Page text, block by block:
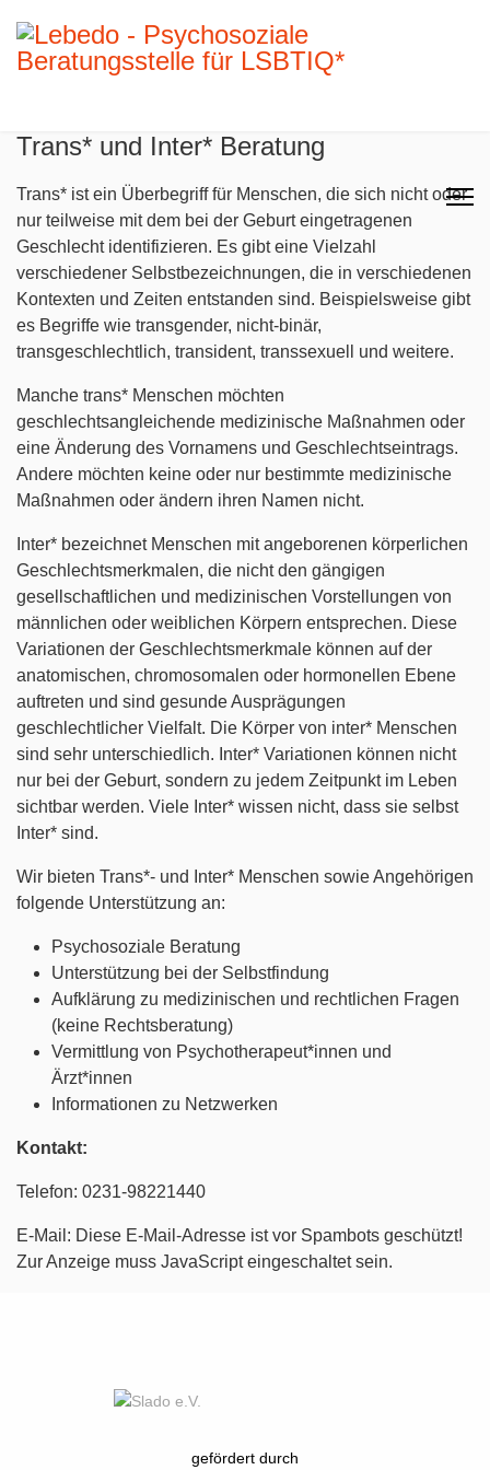
Trans* und Inter* Beratung
Trans* ist ein Überbegriff für Menschen, die sich nicht oder
nur teilweise mit dem bei der Geburt eingetragenen
Geschlecht identifizieren. Es gibt eine Vielzahl
verschiedener Selbstbezeichnungen, die in verschiedenen
Kontexten und Zeiten entstanden sind. Beispielsweise gibt
es Begriffe wie transgender, nicht-binär,
transgeschlechtlich, transident, transsexuell und weitere.
Manche trans* Menschen möchten
geschlechtsangleichende medizinische Maßnahmen oder
eine Änderung des Vornamens und Geschlechtseintrags.
Andere möchten keine oder nur bestimmte medizinische
Maßnahmen oder ändern ihren Namen nicht.
Inter* bezeichnet Menschen mit angeborenen körperlichen
Geschlechtsmerkmalen, die nicht den gängigen
gesellschaftlichen und medizinischen Vorstellungen von
männlichen oder weiblichen Körpern entsprechen. Diese
Variationen der Geschlechtsmerkmale können auf der
anatomischen, chromosomalen oder hormonellen Ebene
auftreten und sind gesunde Ausprägungen
geschlechtlicher Vielfalt. Die Körper von inter* Menschen
sind sehr unterschiedlich. Inter* Variationen können nicht
nur bei der Geburt, sondern zu jedem Zeitpunkt im Leben
sichtbar werden. Viele Inter* wissen nicht, dass sie selbst
Inter* sind.
Wir bieten Trans*- und Inter* Menschen sowie Angehörigen
folgende Unterstützung an:
Psychosoziale Beratung
Unterstützung bei der Selbstfindung
Aufklärung zu medizinischen und rechtlichen Fragen
(keine Rechtsberatung)
Vermittlung von Psychotherapeut*innen und
Ärzt*innen
Informationen zu Netzwerken
Kontakt:
Telefon: 0231-98221440
E-Mail: Diese E-Mail-Adresse ist vor Spambots geschützt!
Zur Anzeige muss JavaScript eingeschaltet sein.
gefördert durch